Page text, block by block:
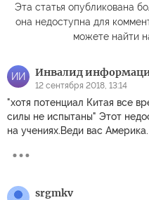
Эта статья опубликована
она недоступна для
можете найти
ИИ Инвалид
12 сентября 2018, 13:14
"хотя потенциал Китая все
силы не испытаны" Этот
на учениях.Веди вас Америка.
srgmkv